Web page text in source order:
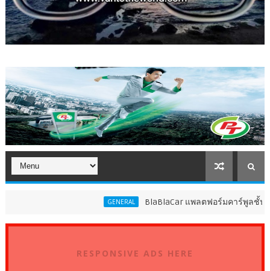
BlaBlaCar แพลตฟอร์มคาร์พูลชั้นนำระดับ
RESPONSIVE ADS HERE